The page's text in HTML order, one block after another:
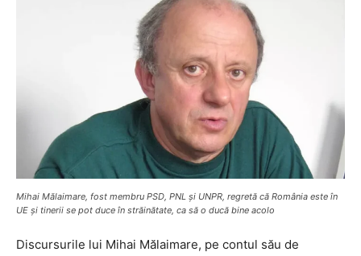
Mihai Mălaimare, fost membru PSD, PNL și UNPR, regretă că România este în
UE și tinerii se pot duce în străinătate, ca să o ducă bine acolo
Discursurile lui Mihai Mălaimare, pe contul său de